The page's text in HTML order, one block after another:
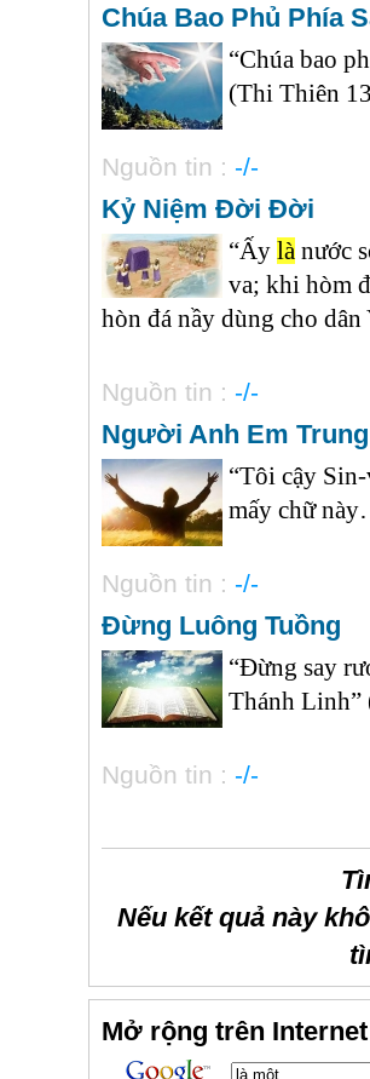
Chúa Bao Phủ Phía
“Chúa bao
(Thi Thiên
Nguồn tin : -/-
Kỷ Niệm Đời Đời
“Ấy là nước
va; khi hòm
hòn đá nầy dùng cho
Nguồn tin : -/-
Người Anh Em
“Tôi cậy
mấy chữ
Nguồn tin : -/-
Đừng Luông Tuồng
“Đừng say
Thánh Linh”
Nguồn tin : -/-
Nếu kết quả này
Mở rộng trên